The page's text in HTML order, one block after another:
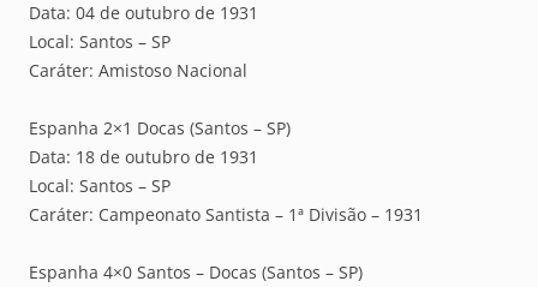
Data: 04 de outubro de 1931
Local: Santos – SP
Caráter: Amistoso Nacional
Espanha 2×1 Docas (Santos – SP)
Data: 18 de outubro de 1931
Local: Santos – SP
Caráter: Campeonato Santista – 1ª Divisão – 1931
Espanha 4×0 Santos – Docas (Santos – SP)